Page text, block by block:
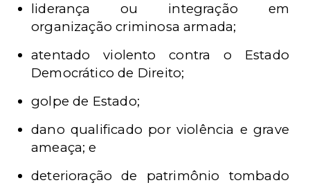
liderança ou integração em
organização criminosa armada;
atentado violento contra o Estado
Democrático de Direito;
golpe de Estado;
dano qualificado por violência e grave
ameaça; e
deterioração de patrimônio tombado